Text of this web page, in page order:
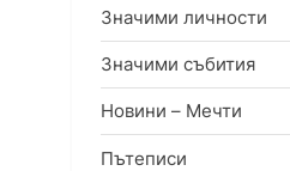
Значими личности
Значими събития
Новини – Мечти
Пътеписи